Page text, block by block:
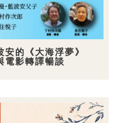
安的《大海浮夢》
影轉譯暢談